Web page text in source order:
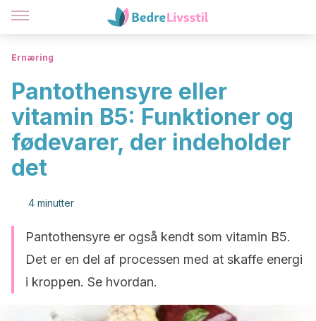
Ernæring
Pantothensyre eller
vitamin B5: Funktioner og
fødevarer, der indeholder
det
4 minutter
Pantothensyre er også kendt som vitamin B5.
Det er en del af processen med at skaffe energi
i kroppen. Se hvordan.